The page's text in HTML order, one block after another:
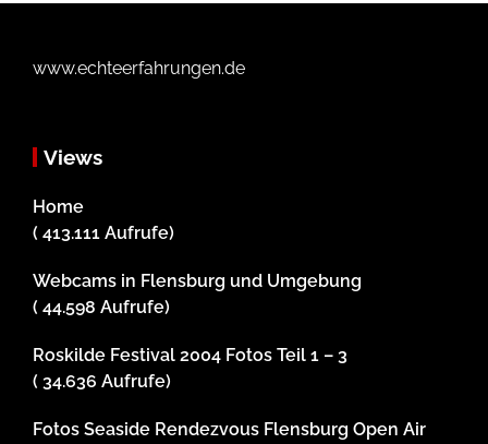
www.echteerfahrungen.de
Views
Home
( 413.111 Aufrufe)
Webcams in Flensburg und Umgebung
( 44.598 Aufrufe)
Roskilde Festival 2004 Fotos Teil 1 – 3
( 34.636 Aufrufe)
Fotos Seaside Rendezvous Flensburg Open Air